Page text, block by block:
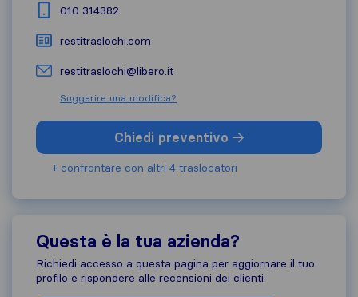
010 314382
restitraslochi.com
restitraslochi@libero.it
Suggerire una modifica?
Chiedi preventivo
+ confrontare con altri 4 traslocatori
Questa è la tua azienda?
Richiedi accesso a questa pagina per aggiornare il tuo
profilo e rispondere alle recensioni dei clienti